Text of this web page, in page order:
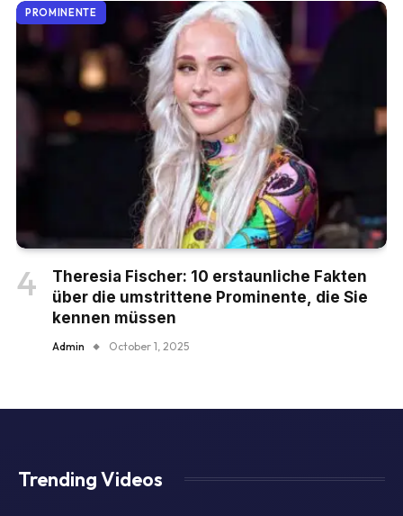
PROMINENTE
Theresia Fischer: 10 erstaunliche Fakten
über die umstrittene Prominente, die Sie
kennen müssen
Admin October 1, 2025
Trending Videos